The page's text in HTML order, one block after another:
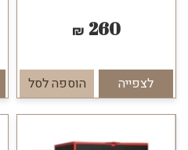
260
₪
לצפייה הוספה לסל